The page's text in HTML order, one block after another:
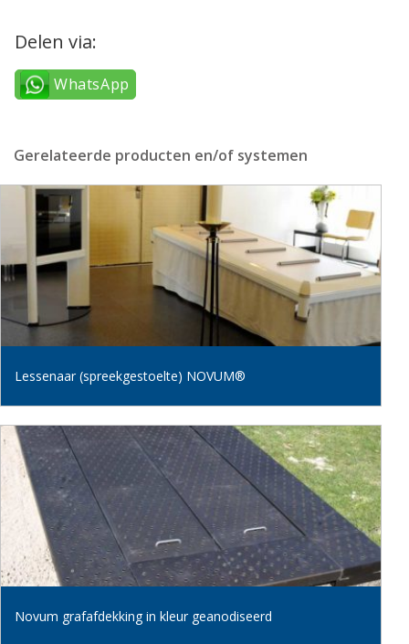
Delen via:
WhatsApp
Gerelateerde producten en/of systemen
Lessenaar (spreekgestoelte) NOVUM®
Novum grafafdekking in kleur geanodiseerd